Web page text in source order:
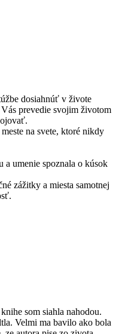
dosiahnúť v živote
prevedie svojim životom
na svete, ktoré nikdy
a umenie spoznala o kúsok
zážitky a miesta samotnej
som siahla nahodou.
Velmi ma bavilo ako bola